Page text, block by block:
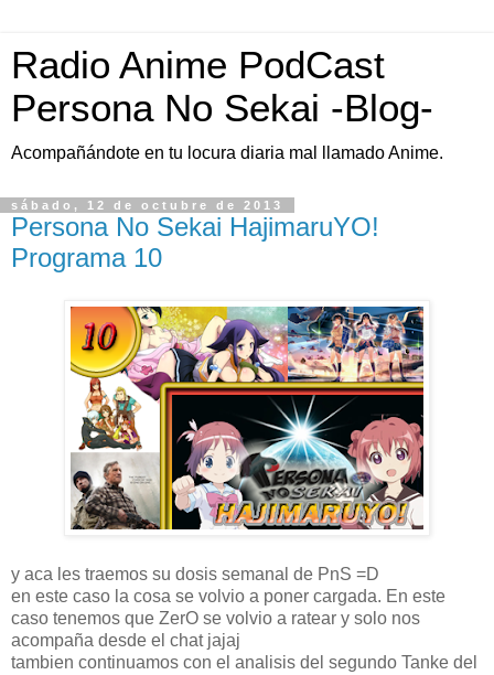
Radio Anime PodCast
Persona No Sekai -Blog-
Acompañándote en tu locura diaria mal llamado Anime.
sábado, 12 de octubre de 2013
Persona No Sekai HajimaruYO!
Programa 10
y aca les traemos su dosis semanal de PnS =D
en este caso la cosa se volvio a poner cargada. En este
caso tenemos que ZerO se volvio a ratear y solo nos
acompaña desde el chat jajaj
tambien continuamos con el analisis del segundo Tanke del